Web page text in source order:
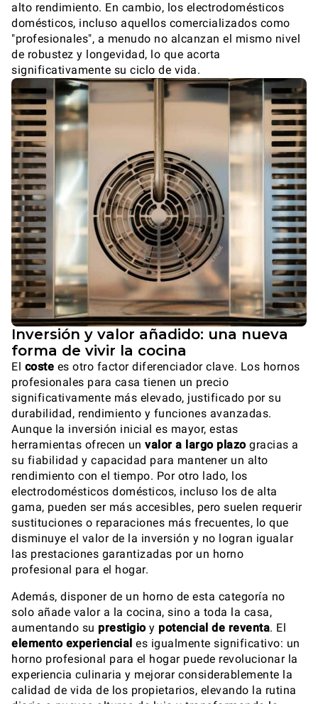
alto rendimiento. En cambio, los electrodomésticos
domésticos, incluso aquellos comercializados como
"profesionales", a menudo no alcanzan el mismo nivel
de robustez y longevidad, lo que acorta
significativamente su ciclo de vida.
Inversión y valor añadido: una nueva
forma de vivir la cocina
El coste es otro factor diferenciador clave. Los hornos
profesionales para casa tienen un precio
significativamente más elevado, justificado por su
durabilidad, rendimiento y funciones avanzadas.
Aunque la inversión inicial es mayor, estas
herramientas ofrecen un valor a largo plazogracias a
su fiabilidad y capacidad para mantener un alto
rendimiento con el tiempo. Por otro lado, los
electrodomésticos domésticos, incluso los de alta
gama, pueden ser más accesibles, pero suelen requerir
sustituciones o reparaciones más frecuentes, lo que
disminuye el valor de la inversión y no logran igualar
las prestaciones garantizadas por un horno
profesional para el hogar.
Además, disponer de un horno de esta categoría no
solo añade valor a la cocina, sino a toda la casa,
aumentando su prestigioy potencial de reventa. El
elemento experiencial es igualmente significativo: un
horno profesional para el hogar puede revolucionar la
experiencia culinaria y mejorar considerablemente la
calidad de vida de los propietarios, elevando la rutina